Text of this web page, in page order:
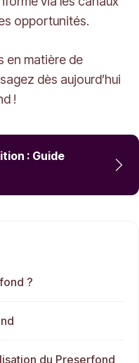
opportunités.
en matière de
dès aujourd’hui
!
: Guide
?
du Preserfond